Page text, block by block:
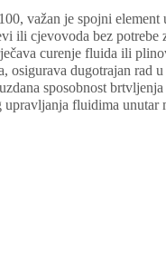
važan je spojni
ili cjevovoda bez
curenje fluida ili
osigurava dugotrajan rad
sposobnost
fluidima unutar